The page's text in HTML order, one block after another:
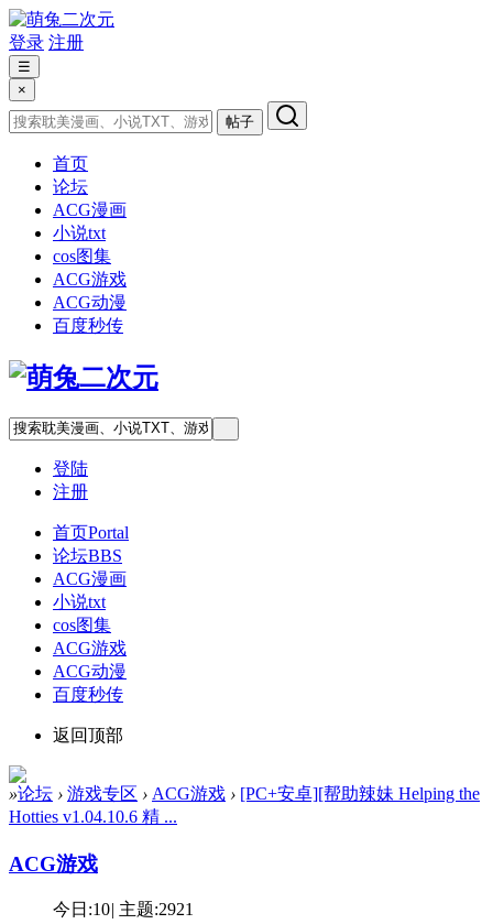
登录 注册
☰
×
帖子
首页
论坛
ACG漫画
小说txt
cos图集
ACG游戏
ACG动漫
百度秒传
登陆
注册
首页Portal
论坛BBS
ACG漫画
小说txt
cos图集
ACG游戏
ACG动漫
百度秒传
返回顶部
»论坛 › 游戏专区 › ACG游戏 › [PC+安卓][帮助辣妹 Helping the
Hotties v1.04.10.6 精 ...
ACG游戏
今日:10| 主题:2921